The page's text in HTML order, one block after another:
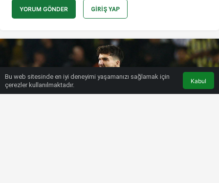
YORUM GÖNDER GIRIŞ YAP
Bu web sitesinde en iyi deneyimi yaşamanızı sağlamak için
çerezler kullanılmaktadır.
Kabul